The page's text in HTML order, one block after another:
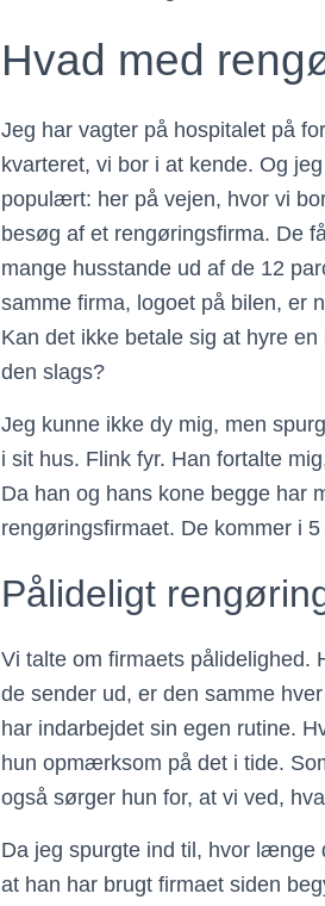
Hvad med
Jeg har vagter på hospitalet på
kvarteret, vi bor i at kende. Og
populært: her på vejen, hvor vi
besøg af et rengøringsfirma. De
mange husstande ud af de 12
samme firma, logoet på bilen, er
Kan det ikke betale sig at hyre
den slags?
Jeg kunne ikke dy mig, men
i sit hus. Flink fyr. Han fortalte
Da han og hans kone begge har
rengøringsfirmaet. De kommer i
Pålideligt
Vi talte om firmaets pålidelighed.
de sender ud, er den samme
har indarbejdet sin egen rutine.
hun opmærksom på det i tide.
også sørger hun for, at vi ved,
Da jeg spurgte ind til, hvor længe
at han har brugt firmaet siden